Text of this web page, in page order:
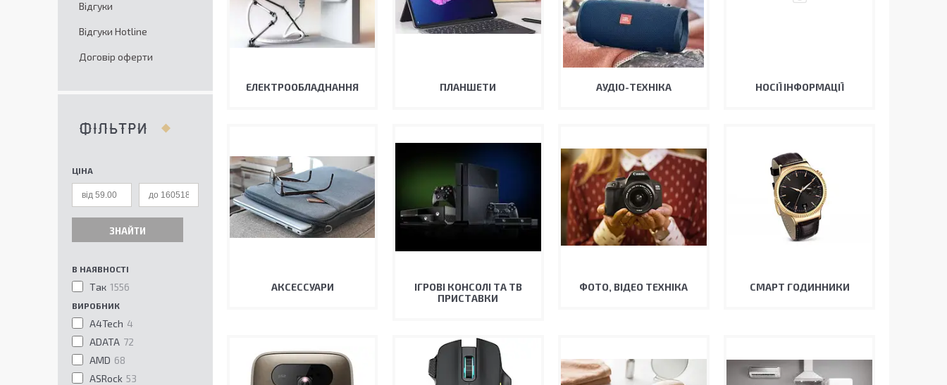
ЕЛЕКТРООБЛАДНАННЯ ПЛАНШЕТИ АУДІО-ТЕХНІКА НОСІЇ ІНФОРМАЦІЇ
АКСЕССУАРИ
ІГРОВІ КОНСОЛІ ТА ТВ
ПРИСТАВКИ
ФОТО, ВІДЕО ТЕХНІКА СМАРТ ГОДИННИКИ
Відгуки
Відгуки Hotline
Договір оферти
ФІЛЬТРИ
ЦІНА
ЗНАЙТИ
В НАЯВНОСТІ
Так 1556
ВИРОБНИК
A4Tech 4
ADATA 72
AMD 68
ASRock 53